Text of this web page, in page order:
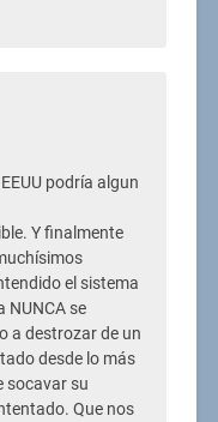
podría algun
Y finalmente
el sistema
NUNCA se
a destrozar de un
desde lo más
socavar su
Que nos